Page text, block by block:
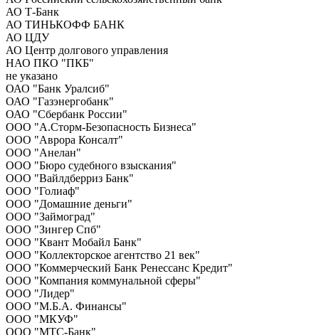
АО Т-Банк
АО ТИНЬКОФФ БАНК
АО ЦДУ
АО Центр долгового управления
НАО ПКО "ПКБ"
не указано
ОАО "Банк Уралсиб"
ОАО "Газэнергобанк"
ОАО "Сбербанк России"
ООО "А.Сторм-Безопасность Бизнеса"
ООО "Аврора Консалт"
ООО "Анелан"
ООО "Бюро судебного взыскания"
ООО "Вайлдберриз Банк"
ООО "Голиаф"
ООО "Домашние деньги"
ООО "Займоград"
ООО "Зингер Спб"
ООО "Квант Мобайл Банк"
ООО "Коллекторское агентство 21 век"
ООО "Коммерческий Банк Ренессанс Кредит"
ООО "Компания коммунальной сферы"
ООО "Лидер"
ООО "М.Б.А. Финансы"
ООО "МКУФ"
ООО "МТС-Банк"